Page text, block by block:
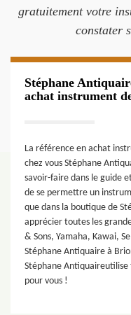
gratuitement votre
constater
Stéphane
achat instrument
La référence en achat
chez vous Stéphane
savoir-faire dans le guide
de se permettre un
que dans la boutique de
apprécier toutes les
& Sons, Yamaha, Kawai,
Stéphane Antiquaire à
Stéphane Antiquaireutilise
pour vous !